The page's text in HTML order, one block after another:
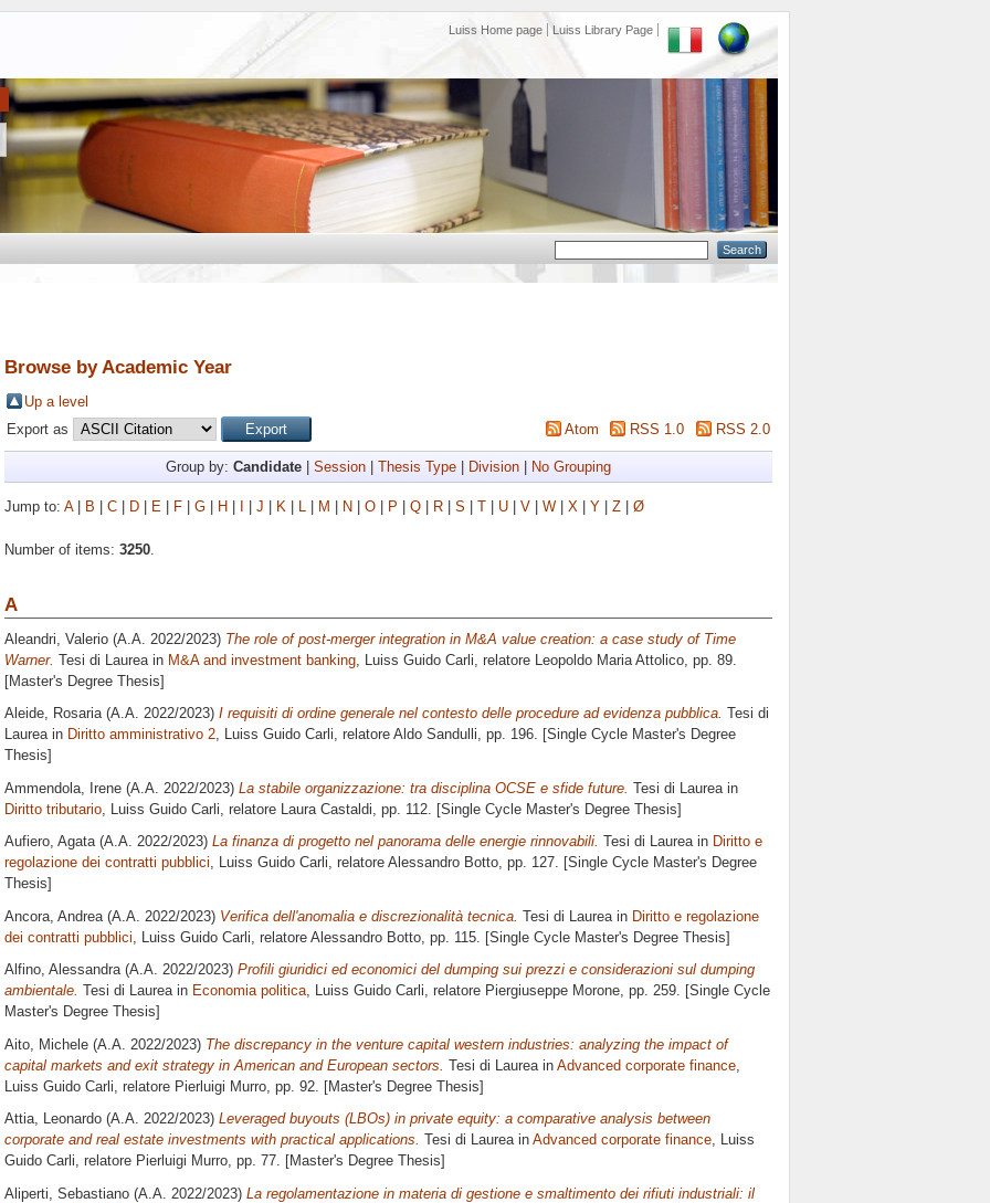
Luiss Home page Luiss Library Page
Browse by Academic Year
Up a level
Export as
Atom RSS 1.0 RSS 2.0
Group by: Candidate Session Thesis Type Division No Grouping
Jump to: A| B C D E F G H J K L M N O P Q R S T U V W X Y Z Ø
Number of items: 3250.
A
Aleandri, Valerio (A.A. 2022/2023) The role of post-merger integration in M&A value creation: a case study of Time
Warner. Tesi di Laurea in M&A and investment banking , Luiss Guido Carli, relatore Leopoldo Maria Attolico , pp. 89.
[Master's Degree Thesis]
Aleide, Rosaria(A.A. 2022/2023) I requisiti di ordine generale nel contesto delle procedure ad evidenza pubblica. Tesi di
Laurea in Diritto amministrativo 2, Luiss Guido Carli, relatore Aldo Sandulli, pp. 196. [Single Cycle Master's Degree
Thesis]
Ammendola, Irene (A.A. 2022/2023) La stabile organizzazione: tra disciplina OCSE e sfide future. Tesi di Laurea in
Diritto tributario , Luiss Guido Carli, relatore Laura Castaldi , pp. 112. [Single Cycle Master's Degree Thesis]
Aufiero, Agata(A.A. 2022/2023) La finanza di progetto nel panorama delle energie rinnovabili. Tesi di Laurea in Diritto e
regolazione dei contratti pubblici, Luiss Guido Carli, relatore Alessandro Botto, pp. 127. [Single Cycle Master's Degree
Thesis]
Ancora, Andrea (A.A. 2022/2023) Verifica dell'anomalia e discrezionalità tecnica. Tesi di Laurea in Diritto e regolazione
dei contratti pubblici , Luiss Guido Carli, relatore Alessandro Botto , pp. 115. [Single Cycle Master's Degree Thesis]
Alfino, Alessandra(A.A. 2022/2023) Profili giuridici ed economici del dumping sui prezzi e considerazioni sul dumping
ambientale. Tesi di Laurea in Economia politica, Luiss Guido Carli, relatore Piergiuseppe Morone, pp. 259. [Single Cycle
Master's Degree Thesis]
Aito, Michele (A.A. 2022/2023) The discrepancy in the venture capital western industries: analyzing the impact of
capital markets and exit strategy in American and European sectors. Tesi di Laurea in Advanced corporate finance
Luiss Guido Carli, relatore Pierluigi Murro , pp. 92. [Master's Degree Thesis]
Attia, Leonardo (A.A. 2022/2023) Leveraged buyouts (LBOs) in private equity: a comparative analysis between
corporate and real estate investments with practical applications. Tesi di Laurea in Advanced corporate finance, Luiss
Guido Carli, relatore Pierluigi Murro, pp. 77. [Master's Degree Thesis]
Aliperti, Sebastiano (A.A. 2022/2023) La regolamentazione in materia di gestione e smaltimento dei rifiuti industriali: il